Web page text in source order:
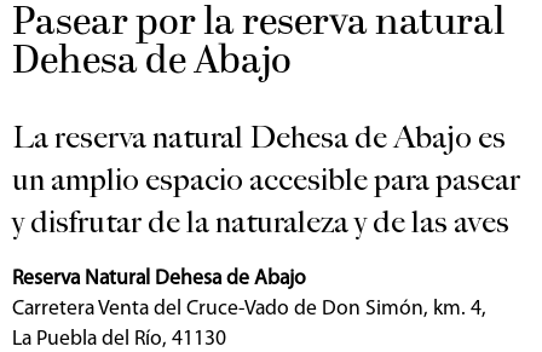
Pasear por la reserva natural
Dehesa de Abajo
La reserva natural Dehesa de Abajo es
un amplio espacio accesible para pasear
y disfrutar de la naturaleza y de las aves
Reserva Natural Dehesa de Abajo
Carretera Venta del Cruce-Vado de Don Simón, km. 4,
La Puebla del Río, 41130